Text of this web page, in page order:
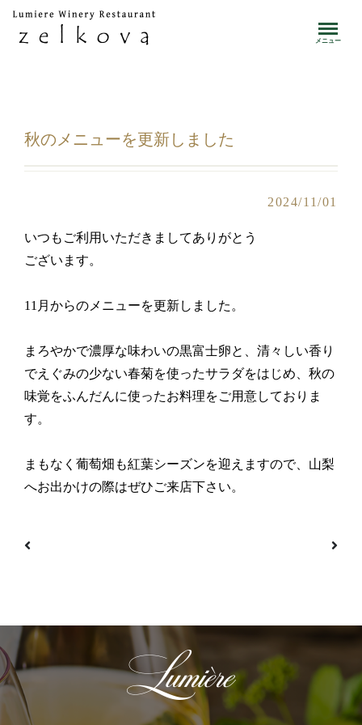
toggle
メニュー
秋のメニューを更新しました
2024/11/01
いつもご利用いただきましてありがとう
ございます。
11月からのメニューを更新しました。
まろやかで濃厚な味わいの黒富士卵と、清々しい香り
でえぐみの少ない春菊を使ったサラダをはじめ、秋の
味覚をふんだんに使ったお料理をご用意しておりま
す。
まもなく葡萄畑も紅葉シーズンを迎えますので、山梨
へお出かけの際はぜひご来店下さい。